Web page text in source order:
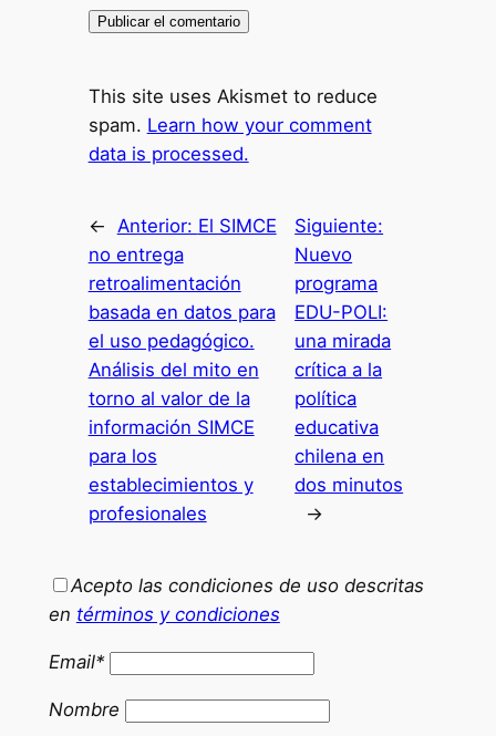
This site uses Akismet to reduce
spam. Learn how your comment
data is processed.
← Anterior: El SIMCE
no entrega
retroalimentación
basada en datos para
el uso pedagógico.
Análisis del mito en
torno al valor de la
información SIMCE
para los
establecimientos y
profesionales
Siguiente:
Nuevo
programa
EDU-POLI:
una mirada
crítica a la
política
educativa
chilena en
dos minutos
→
Acepto las condiciones de uso descritas
en términos y condiciones
Email*
Nombre